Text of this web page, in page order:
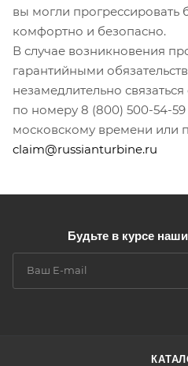
вы могли прогрессировать
комфортно и безопасно.
В случае возникновения
гарантийными
незамедлительно
по номеру 8 (800) 500-54-59
московскому времени или
claim@russianturbine.ru
Будьте в курсе